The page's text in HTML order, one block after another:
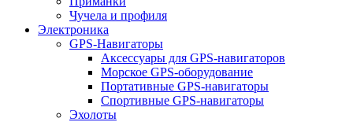
Чучела и профиля
Электроника
GPS-Навигаторы
Аксессуары для GPS-навигаторов
Морское GPS-оборудование
Портативные GPS-навигаторы
Спортивные GPS-навигаторы
Эхолоты